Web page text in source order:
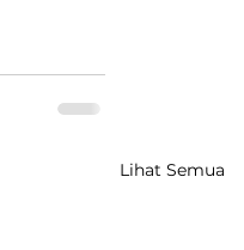
Lihat Semua